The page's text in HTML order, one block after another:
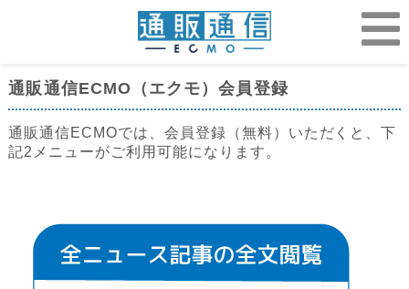
通販通信ECMO（エクモ）会員登録
通販通信ECMOでは、会員登録（無料）いただくと、下
記2メニューがご利用可能になります。